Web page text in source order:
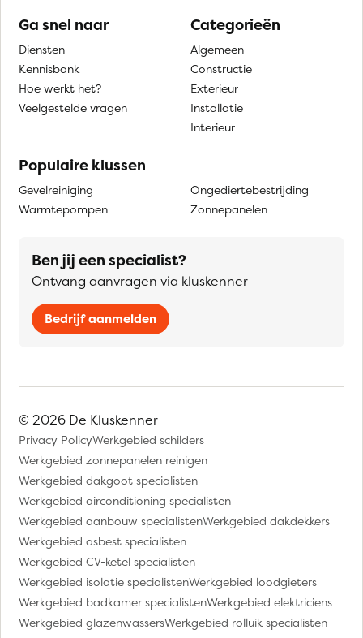
Ga snel naar
Diensten
Kennisbank
Hoe werkt het?
Veelgestelde vragen
Categorieën
Algemeen
Constructie
Exterieur
Installatie
Interieur
Populaire klussen
Gevelreiniging
Warmtepompen
Ongediertebestrijding
Zonnepanelen
Ben jij een specialist?
Ontvang aanvragen via kluskenner
Bedrijf aanmelden
© 2026 De Kluskenner
Privacy PolicyWerkgebied schilders
Werkgebied zonnepanelen reinigen
Werkgebied dakgoot specialisten
Werkgebied airconditioning specialisten
Werkgebied aanbouw specialistenWerkgebied dakdekkers
Werkgebied asbest specialisten
Werkgebied CV-ketel specialisten
Werkgebied isolatie specialistenWerkgebied loodgieters
Werkgebied badkamer specialistenWerkgebied elektriciens
Werkgebied glazenwassersWerkgebied rolluik specialisten